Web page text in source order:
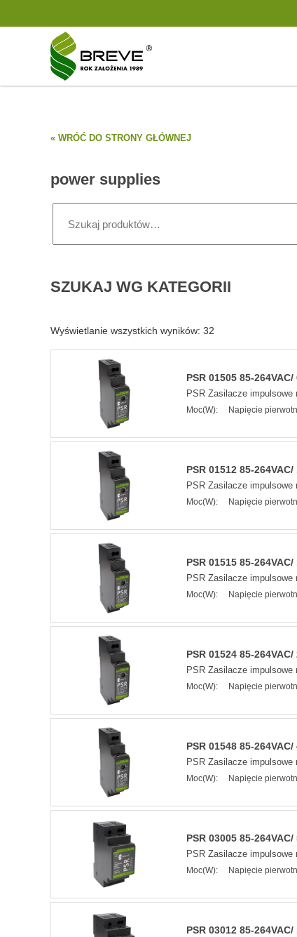
« WRÓĆ DO STRONY GŁÓWNEJ
power supplies
SZUKAJ WG KATEGORII
Wyświetlanie wszystkich wyników: 32
PSR 01505 85-
PSR Zasilacze impulsowe
Moc(W): Napięcie
PSR 01512 85-
PSR Zasilacze impulsowe
Moc(W): Napięcie
PSR 01515 85-
PSR Zasilacze impulsowe
Moc(W): Napięcie
PSR 01524 85-
PSR Zasilacze impulsowe
Moc(W): Napięcie
PSR 01548 85-
PSR Zasilacze impulsowe
Moc(W): Napięcie
PSR 03005 85-
PSR Zasilacze impulsowe
Moc(W): Napięcie
PSR 03012 85-